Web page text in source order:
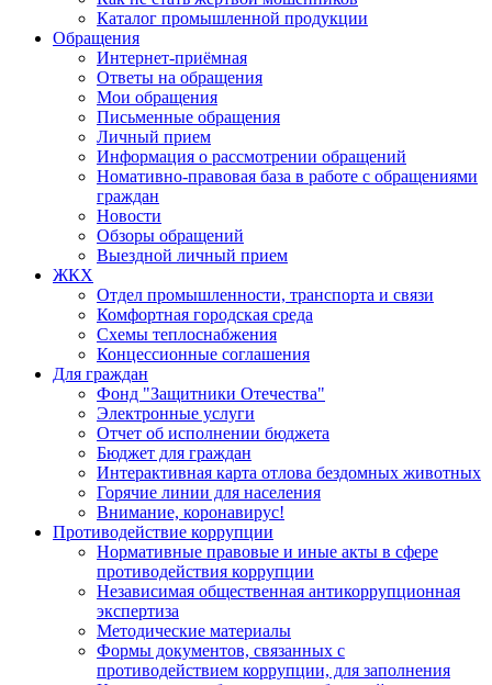
Каталог промышленной продукции
Обращения
Интернет-приёмная
Ответы на обращения
Мои обращения
Письменные обращения
Личный прием
Информация о рассмотрении обращений
Номативно-правовая база в работе с обращениями
граждан
Новости
Обзоры обращений
Выездной личный прием
ЖКХ
Отдел промышленности, транспорта и связи
Комфортная городская среда
Схемы теплоснабжения
Концессионные соглашения
Для граждан
Фонд "Защитники Отечества"
Электронные услуги
Отчет об исполнении бюджета
Бюджет для граждан
Интерактивная карта отлова бездомных животных
Горячие линии для населения
Внимание, коронавирус!
Противодействие коррупции
Нормативные правовые и иные акты в сфере
противодействия коррупции
Независимая общественная антикоррупционная
экспертиза
Методические материалы
Формы документов, связанных с
противодействием коррупции, для заполнения